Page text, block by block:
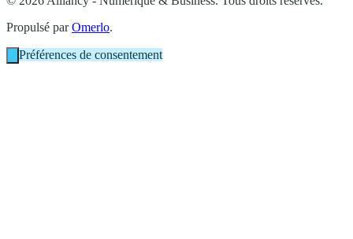
Propulsé parOmerlo.
Préférences de consentement